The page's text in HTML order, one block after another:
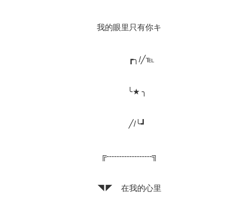
		我的眼里只有你キ
		　　　┏╮/╱℡
		　　　╰★ ╮
		　　　╱/╰┛
		╔------------------╗
		◥◤　在我的心里